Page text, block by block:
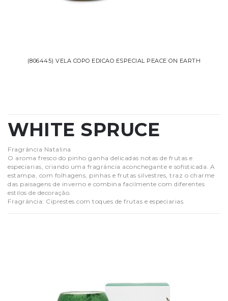
(806445) VELA COPO EDICAO ESPECIAL PEACE ON EARTH
WHITE SPRUCE
Fragrância Natalina
O aroma fresco do pinho ganha delicadas notas de frutas e
especiarias, criando uma fragrância aconchegante e sofisticada. A
estampa, com folhagens, pinhas e frutas silvestres, traz o charme
das paisagens de inverno e combina facilmente com diferentes
estilos de decoração.
Fragrância: Ciprestes com toques de frutas e especiarias.